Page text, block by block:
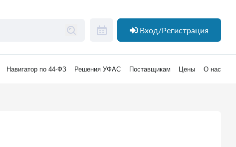
Вход/Регистрация
Навигатор по 44-ФЗ Решения УФАС Поставщикам Цены О нас